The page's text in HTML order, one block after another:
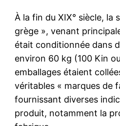
À la fin du XIX° siècle, la
grège », venant
était conditionnée dans
environ 60 kg (100 Kin
emballages étaient
véritables « marques de
fournissant diverses
produit, notamment la